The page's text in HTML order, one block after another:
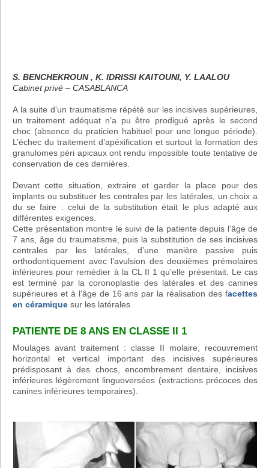
S. BENCHEKROUN , K. IDRISSI KAITOUNI, Y. LAALOU
Cabinet privé – CASABLANCA
A la suite d’un traumatisme répété sur les incisives supérieures,
un traitement adéquat n’a pu être prodigué après le second
choc (absence du praticien habituel pour une longue période).
L’échec du traitement d’apéxification et surtout la formation des
granulomes péri apicaux ont rendu impossible toute tentative de
conservation de ces dernières.
Devant cette situation, extraire et garder la place pour des
implants ou substituer les centrales par les latérales, un choix a
du se faire : celui de la substitution était le plus adapté aux
différentes exigences.
Cette présentation montre le suivi de la patiente depuis l’âge de
7 ans, âge du traumatisme, puis la substitution de ses incisives
centrales par les latérales, d’une manière passive puis
orthodontiquement avec l’avulsion des deuxièmes prémolaires
inférieures pour remédier à la CL II 1 qu’elle présentait. Le cas
est terminé par la coronoplastie des latérales et des canines
supérieures et à l’âge de 16 ans par la réalisation des facettes
en céramique sur les latérales.
PATIENTE DE 8 ANS EN CLASSE II 1
Moulages avant traitement : classe II molaire, recouvrement
horizontal et vertical important des incisives supérieures
prédisposant à des chocs, encombrement dentaire, incisives
inférieures légèrement linguoversées (extractions précoces des
canines inférieures temporaires).